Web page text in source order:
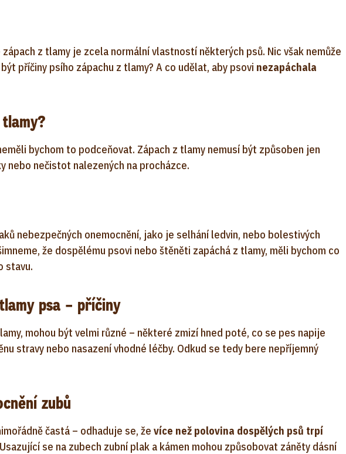
z tlamy je zcela normální vlastností některých psů. Nic však nemůže
příčiny psího zápachu z tlamy? A co udělat, aby psovi nezapáchala
bychom to podceňovat. Zápach z tlamy nemusí být způsoben jen
nebo nečistot nalezených na procházce.
nebezpečných onemocnění, jako je selhání ledvin, nebo bolestivých
že dospělému psovi nebo štěněti zapáchá z tlamy, měli bychom co
stavu.
psa – příčiny
mohou být velmi různé – některé zmizí hned poté, co se pes napije
stravy nebo nasazení vhodné léčby. Odkud se tedy bere nepříjemný
zubů
častá – odhaduje se, že více než polovina dospělých psů trpí
se na zubech zubní plak a kámen mohou způsobovat záněty dásní